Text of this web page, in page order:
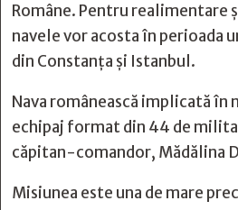
Române. Pentru realimentare
navele vor acosta în perioada
din Constanța și Istanbul.
Nava românească implicată în
echipaj format din 44 de
căpitan-comandor, Mădălina
Misiunea este una de mare